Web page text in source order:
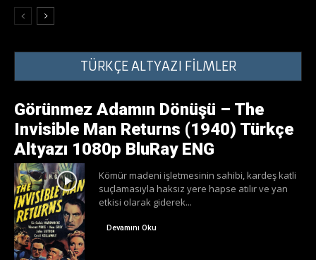
TÜRKÇE ALTYAZI FİLMLER
Görünmez Adamın Dönüşü – The
Invisible Man Returns (1940) Türkçe
Altyazı 1080p BluRay ENG
Kömür madeni işletmesinin sahibi, kardeş katli
suçlamasıyla haksız yere hapse atılır ve yan
etkisi olarak giderek...
Devamını Oku